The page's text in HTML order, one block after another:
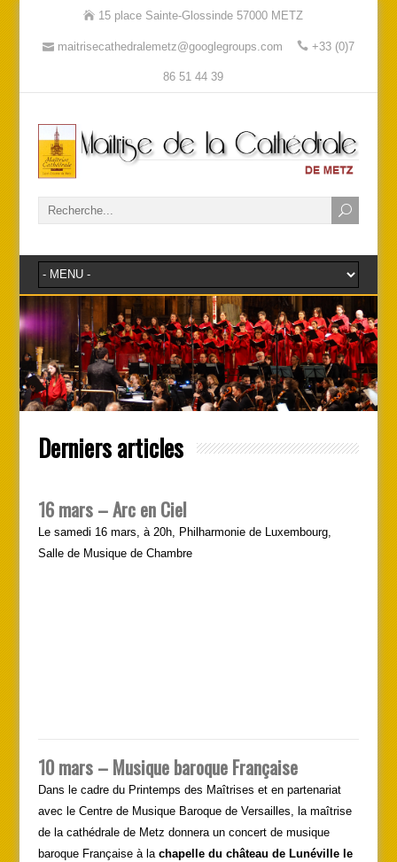
15 place Sainte-Glossinde 57000 METZ
maitrisecathedralemetz@googlegroups.com +33 (0)7
86 51 44 39
Derniers articles
16 mars – Arc en Ciel
Le samedi 16 mars, à 20h, Philharmonie de Luxembourg,
Salle de Musique de Chambre
10 mars – Musique baroque Française
Dans le cadre du Printemps des Maîtrises et en partenariat
avec le Centre de Musique Baroque de Versailles, la maîtrise
de la cathédrale de Metz donnera un concert de musique
baroque Française à la chapelle du château de Lunéville le